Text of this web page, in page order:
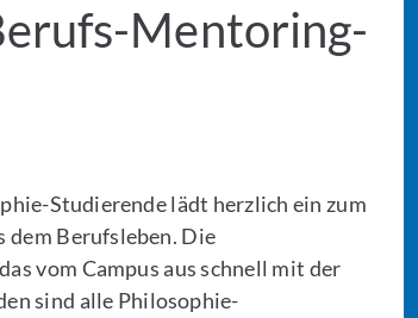
Mentoring-
Studierende lädt herzlich ein zum
dem Berufsleben. Die
vom Campus aus schnell mit der
sind alle Philosophie-